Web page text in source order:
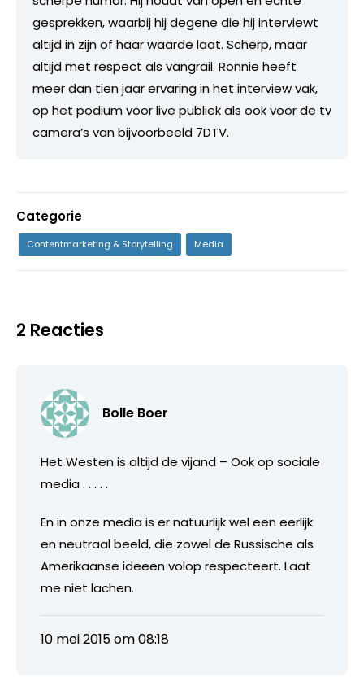
gesprekken, waarbij hij degene die hij interviewt
altijd in zijn of haar waarde laat. Scherp, maar
altijd met respect als vangrail. Ronnie heeft
meer dan tien jaar ervaring in het interview vak,
op het podium voor live publiek als ook voor de tv
camera’s van bijvoorbeeld 7DTV.
Categorie
Contentmarketing & Storytelling Media
2 Reacties
Bolle Boer
Het Westen is altijd de vijand – Ook op sociale
media . . . . .
En in onze media is er natuurlijk wel een eerlijk
en neutraal beeld, die zowel de Russische als
Amerikaanse ideeen volop respecteert. Laat
me niet lachen.
10 mei 2015 om 08:18